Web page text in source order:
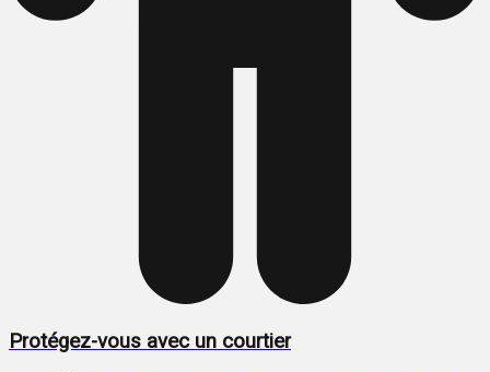
Protégez-vous avec un courtier